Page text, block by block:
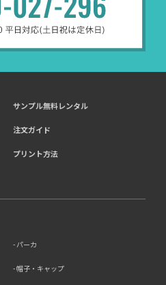
サンプル無料レンタル
注文ガイド
プリント方法
パーカ
帽子・キャップ